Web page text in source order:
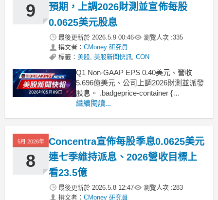
9
預期，上調2026財測並宣佈每股
0.0625美元股息
最後更新於 2026.5.9 00:46 瀏覽人次 :335
撰文者： CMoney 研究員
標籤： 美股, 美股新聞快訊, CON
Q1 Non‑GAAP EPS 0.40美元、營收
5.696億美元、公司上調2026財測並派發
股息。 .badgeprice-container {
display: flex !important;
繼續閱讀...
5月 2026年
8
Concentra宣佈每股季息0.0625美元
連七季維持派息、2026營收目標上
看23.5億
最後更新於 2026.5.8 12:47 瀏覽人次 :283
撰文者： CMoney 研究員